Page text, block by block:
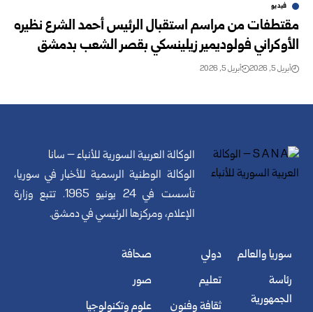
فيديو
مقتطفات من مراسم استقبال الرئيس أحمد الشرع نظيره
الأوكراني فولوديمير زيلينسكي بقصر الشعب بدمشق
أبريل 5, 2026 أبريل 5, 2026
الوكالة العربية السورية للأنباء – سانا
الوكالة الوطنية الرسمية للأخبار في سوريا،
تأسست في 24 يونيو 1965. تتبع وزارة
الإعلام، ومركزها الرئيسي في دمشق.
سوريا والعالم
رئاسة
الجمهورية
دولي
تعليم
ثقافة وفنون
صحافة
صور
علوم وتكنولوجيا